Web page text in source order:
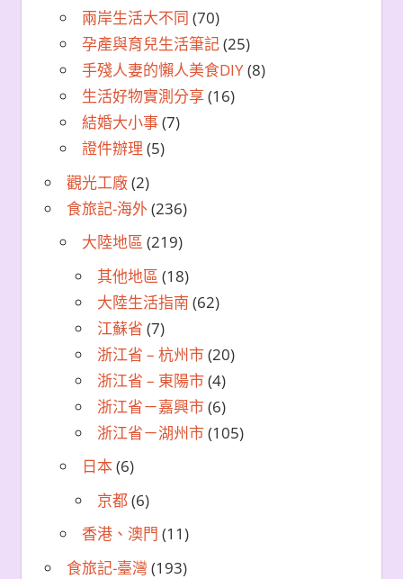
兩岸生活大不同 (70)
孕產與育兒生活筆記(25)
手殘人妻的懶人美食DIY(8)
生活好物實測分享 (16)
結婚大小事(7)
證件辦理 (5)
觀光工廠(2)
食旅記-海外(236)
大陸地區 (219)
其他地區 (18)
大陸生活指南 (62)
江蘇省 (7)
浙江省 – 杭州市(20)
浙江省 – 東陽市(4)
浙江省－嘉興市(6)
浙江省－湖州市(105)
日本(6)
京都(6)
香港、澳門 (11)
食旅記-臺灣 (193)